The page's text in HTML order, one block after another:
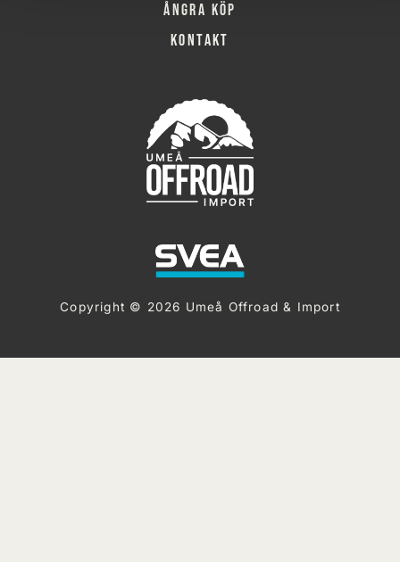
Ångra köp
Kontakt
Copyright © 2026 Umeå Offroad & Import